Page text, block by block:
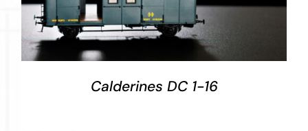
DETALLES
Calderines DC 1-16